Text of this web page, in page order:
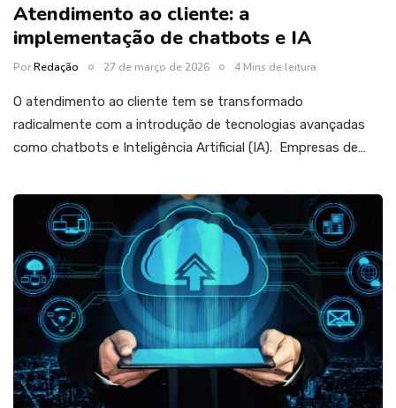
Atendimento ao cliente: a
implementação de chatbots e IA
PorRedação 27 de março de 2026 4 Mins de leitura
O atendimento ao cliente tem se transformado
radicalmente com a introdução de tecnologias avançadas
como chatbots e Inteligência Artificial (IA). Empresas de…